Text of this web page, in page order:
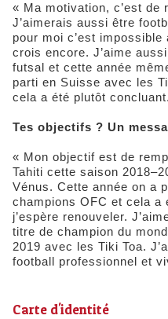
« Ma motivation, c’est de
J’aimerais aussi être
pour moi c’est impossible
crois encore. J’aime
futsal et cette année
parti en Suisse avec les
cela a été plutôt
Tes objectifs ? Un
« Mon objectif est de
Tahiti cette saison
Vénus. Cette année on a
champions OFC et cela a
j’espère renouveler.
titre de champion du
2019 avec les Tiki Toa.
football professionnel et
Carte d'identité